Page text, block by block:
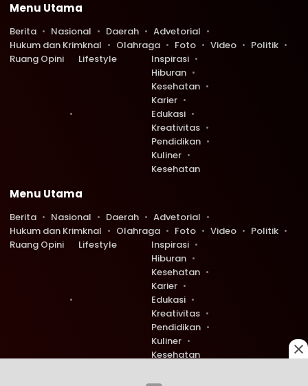
Menu Utama
Berita Nasional Daerah
Advetorial
Hukum dan Krimknal
Olahraga Foto Video
Politik
Ruang Opini
Lifestyle
Inspirasi
Hiburan
Kesehatan
Karier
Edukasi
Kreativitas
Pendidikan
Kuliner
Kesehatan
Menu Utama
Berita Nasional Daerah
Advetorial
Hukum dan Krimknal
Olahraga Foto Video
Politik
Ruang Opini
Lifestyle
Inspirasi
Hiburan
Kesehatan
Karier
Edukasi
Kreativitas
Pendidikan
Kuliner
Kesehatan